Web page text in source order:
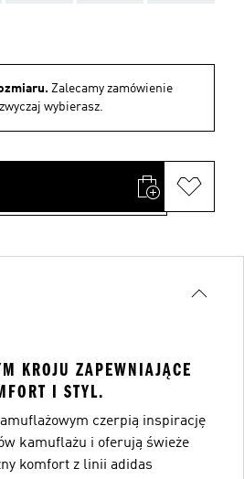
Zalecamy zamówienie
wybierasz.
KROJU ZAPEWNIAJĄCE
I STYL.
czerpią inspirację
kamuflażu i oferują świeże
komfort z linii adidas